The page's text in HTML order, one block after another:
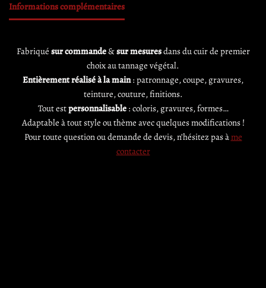
Informations complémentaires
Fabriqué sur commande&sur mesuresdans du cuir de premier
choix au tannage végétal.
Entièrement réalisé à la main: patronnage, coupe, gravures,
teinture, couture, finitions.
Tout estpersonnalisable: coloris, gravures, formes…
Adaptable à tout style ou thème avec quelques modifications !
Pour toute question ou demande de devis, n’hésitez pas àme
contacter